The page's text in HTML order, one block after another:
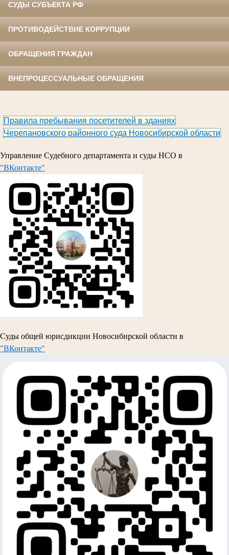
СУДЫ СУБЪЕКТА РФ
ПРОТИВОДЕЙСТВИЕ КОРРУПЦИИ
ОБРАЩЕНИЯ ГРАЖДАН
ВНЕПРОЦЕССУАЛЬНЫЕ ОБРАЩЕНИЯ
Правила пребывания посетителей в зданиях
Черепановского районного суда Новосибирской области
Управление Судебного департамента и суды НСО в
"ВКонтакте"
Суды общей юрисдикции Новосибирской области в
"ВКонтакте"